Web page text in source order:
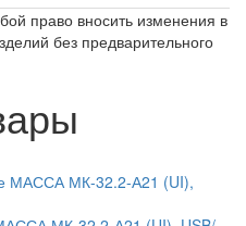
право вносить изменения в
без предварительного